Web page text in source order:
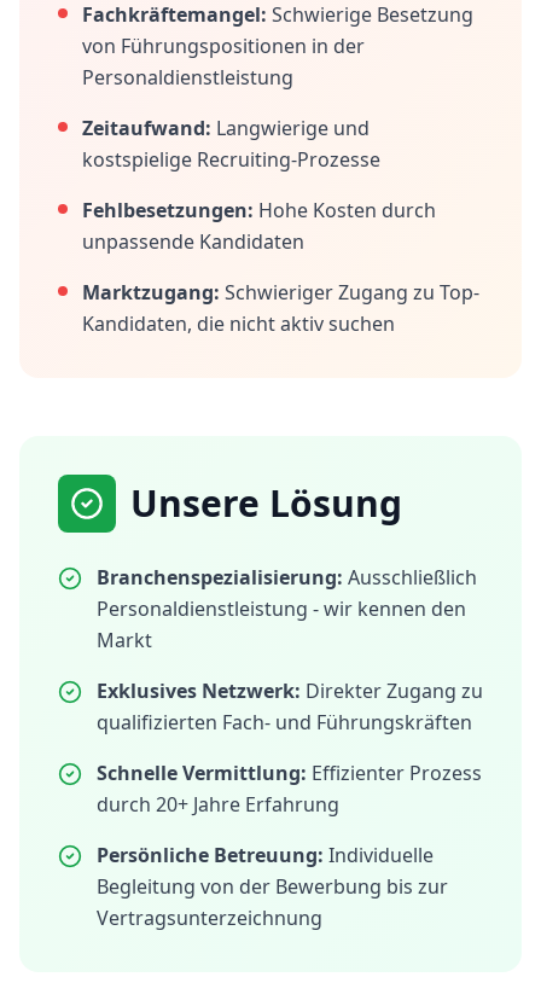
Fachkräftemangel: Schwierige Besetzung
von Führungspositionen in der
Personaldienstleistung
Zeitaufwand: Langwierige und
kostspielige Recruiting-Prozesse
Fehlbesetzungen: Hohe Kosten durch
unpassende Kandidaten
Marktzugang: Schwieriger Zugang zu Top-
Kandidaten, die nicht aktiv suchen
Unsere Lösung
Branchenspezialisierung: Ausschließlich
Personaldienstleistung - wir kennen den
Markt
Exklusives Netzwerk: Direkter Zugang zu
qualifizierten Fach- und Führungskräften
Schnelle Vermittlung: Effizienter Prozess
durch 20+ Jahre Erfahrung
Persönliche Betreuung: Individuelle
Begleitung von der Bewerbung bis zur
Vertragsunterzeichnung